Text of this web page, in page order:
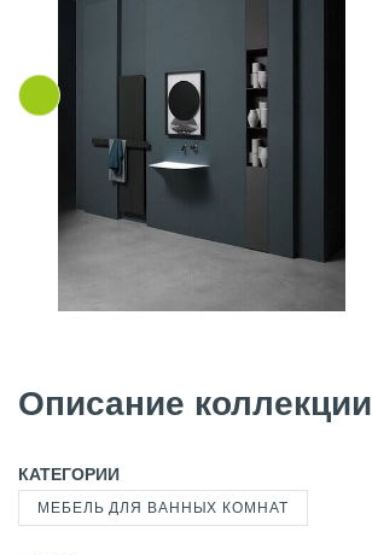
Описание коллекции
КАТЕГОРИИ
МЕБЕЛЬ ДЛЯ ВАННЫХ КОМНАТ